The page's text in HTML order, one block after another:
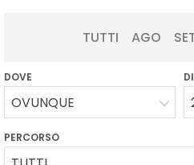
TUTTI AGO
DOVE
OVUNQUE
PERCORSO